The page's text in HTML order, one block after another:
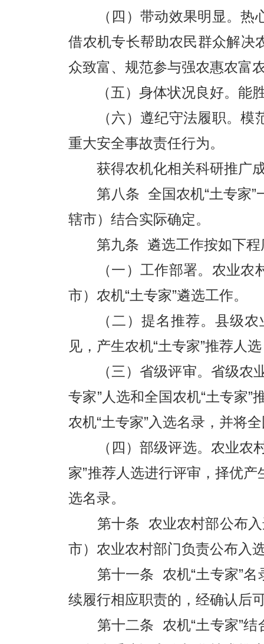
（四）带动效果明显。热心
借农机专长帮助农民群众解决
众致富、规范参与强农惠农富
（五）身体状况良好。能胜
（六）遵纪守法履职。模范
重大安全事故责任行为。
获得农机化相关科研推广成
第八条 全国农机“土专家”一
辖市）结合实际确定。
第九条 遴选工作按如下程
（一）工作部署。农业农村
市）农机“土专家”遴选工作。
（二）提名推荐。县级农
见，产生农机“土专家”推荐人
（三）省级评审。省级农业
专家”人选和全国农机“土专家
农机“土专家”入选名录，并将
（四）部级评选。农业农村
家”推荐人选进行评审，择优
选名录。
第十条 农业农村部公布入
市）农业农村部门负责公布入
第十一条 农机“土专家”名
续履行相应职责的，经确认后
第十二条 农机“土专家”结